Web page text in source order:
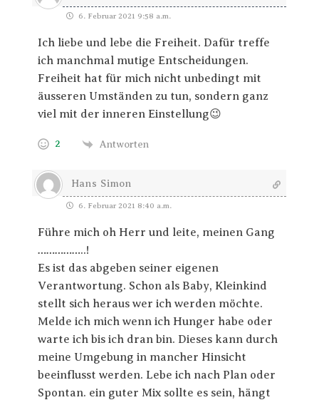
6. Februar 2021 9:58 a.m.
Ich liebe und lebe die Freiheit. Dafür treffe
ich manchmal mutige Entscheidungen.
Freiheit hat für mich nicht unbedingt mit
äusseren Umständen zu tun, sondern ganz
viel mit der inneren Einstellung😉
2 Antworten
Hans Simon
6. Februar 2021 8:40 a.m.
Führe mich oh Herr und leite, meinen Gang
……………..!
Es ist das abgeben seiner eigenen
Verantwortung. Schon als Baby, Kleinkind
stellt sich heraus wer ich werden möchte.
Melde ich mich wenn ich Hunger habe oder
warte ich bis ich dran bin. Dieses kann durch
meine Umgebung in mancher Hinsicht
beeinflusst werden. Lebe ich nach Plan oder
Spontan. ein guter Mix sollte es sein, hängt